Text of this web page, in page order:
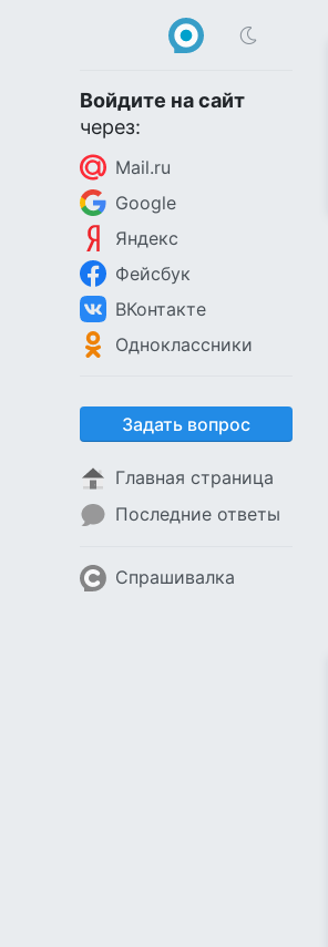
Войдите на сайт
через:
Mail.ru
Google
Яндекс
Фейсбук
ВКонтакте
Одноклассники
Задать вопрос
Главная страница
Последние ответы
Спрашивалка